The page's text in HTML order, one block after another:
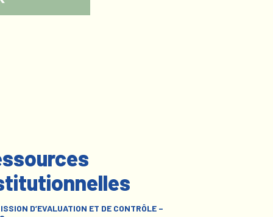
D’EVALUATION ET DE CONTRÔLE –